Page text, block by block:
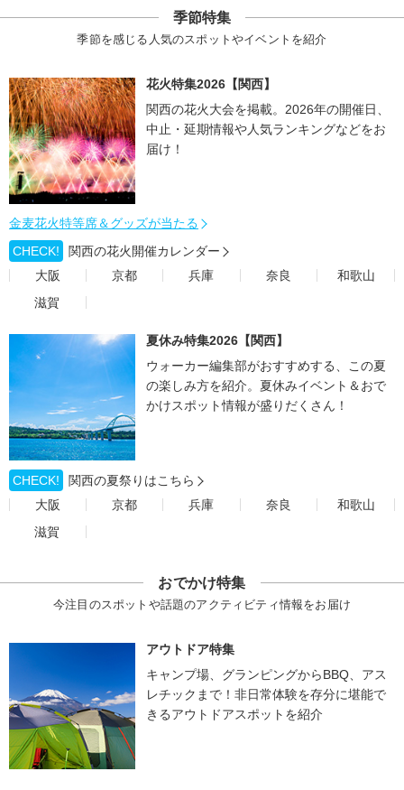
季節特集
季節を感じる人気のスポットやイベントを紹介
花火特集2026【関西】
関西の花火大会を掲載。2026年の開催日、
中止・延期情報や人気ランキングなどをお
届け！
金麦花火特等席＆グッズが当たる
CHECK!
関西の花火開催カレンダー
大阪
京都 兵庫 奈良
和歌山
滋賀
夏休み特集2026【関西】
ウォーカー編集部がおすすめする、この夏
の楽しみ方を紹介。夏休みイベント＆おで
かけスポット情報が盛りだくさん！
CHECK!
関西の夏祭りはこちら
大阪
京都 兵庫 奈良
和歌山
滋賀
おでかけ特集
今注目のスポットや話題のアクティビティ情報をお届け
アウトドア特集
キャンプ場、グランピングからBBQ、アス
レチックまで！非日常体験を存分に堪能で
きるアウトドアスポットを紹介